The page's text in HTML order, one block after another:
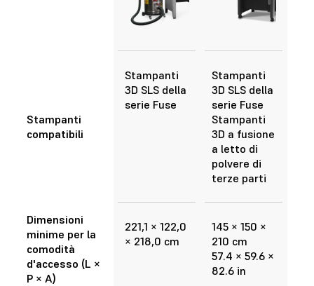
Stampanti
compatibili
Stampanti
3D SLS della
serie Fuse
Stampanti
3D SLS della
serie Fuse
Stampanti
3D a fusione
a letto di
polvere di
terze parti
Dimensioni
minime per la
comodità
d'accesso (L ×
P × A)
221,1 × 122,0
× 218,0 cm
145 × 150 ×
210 cm
57.4 × 59.6 ×
82.6 in